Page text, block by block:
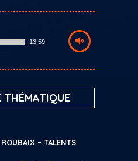
13:59
THÉMATIQUE
– TALENTS